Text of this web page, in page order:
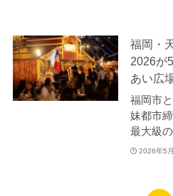
福岡・
2026が
あい広
福岡市
妹都市
最大級
2026年5